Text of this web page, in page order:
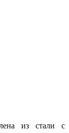
из стали с